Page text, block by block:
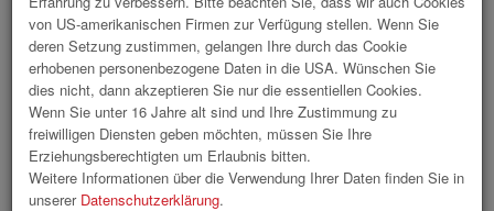
von US-amerikanischen Firmen zur Verfügung stellen. Wenn Sie
deren Setzung zustimmen, gelangen Ihre durch das Cookie
erhobenen personenbezogene Daten in die USA. Wünschen Sie
dies nicht, dann akzeptieren Sie nur die essentiellen Cookies.
Wenn Sie unter 16 Jahre alt sind und Ihre Zustimmung zu
freiwilligen Diensten geben möchten, müssen Sie Ihre
Erziehungsberechtigten um Erlaubnis bitten.
Weitere Informationen über die Verwendung Ihrer Daten finden Sie in
unserer Datenschutzerklärung.